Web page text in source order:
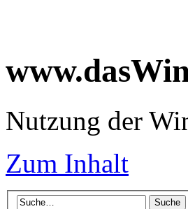
Nutzung der
Zum Inhalt